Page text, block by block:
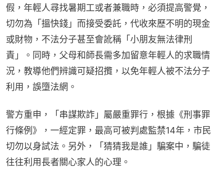
假，年輕人尋找暑期工或者兼職時，必須提高警覺，
切勿為「搵快錢」而接受委託，代收來歷不明的現金
或財物，不法分子甚至會訛稱「小朋友無法律刑
責」。同時，父母和師長需多加留意年輕人的求職情
況，教導他們辨識可疑招攬，以免年輕人被不法分子
利用，誤墮法網。
警方重申，「串謀欺詐」屬嚴重罪行，根據《刑事罪
行條例》，一經定罪，最高可被判處監禁14年，市民
切勿以身試法。另外，「猜猜我是誰」騙案中，騙徒
往往利用長者關心家人的心理。